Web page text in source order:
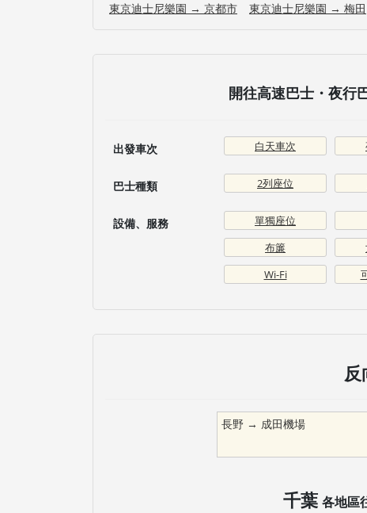
東京迪士尼樂園 → 京都市
東京迪士尼樂園 → 梅田
開往高速巴士・夜行
出發車次 白天車次
巴士種類 2列座位
設備、服務 單獨座位
布簾
Wi-Fi
反
長野 → 成田機場
千葉 各地區